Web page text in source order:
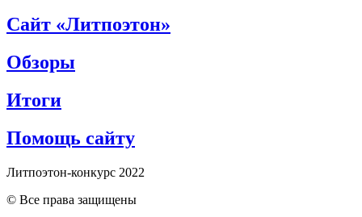
Сайт «Литпоэтон»
Обзоры
Итоги
Помощь сайту
Литпоэтон-конкурс 2022
© Все права защищены